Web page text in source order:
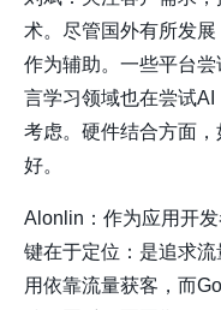
术。尽管国外有所发
作为辅助。一些平台
言学习领域也在尝试
考虑。硬件结合方面
好。
Alonlin：作为应用开
键在于定位：是追求
用依靠流量获客，而